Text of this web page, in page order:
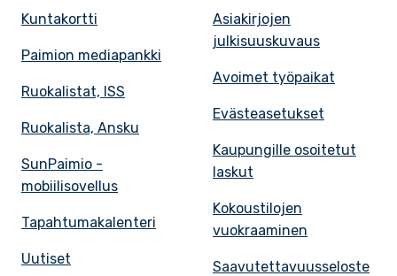
Kuntakortti
Paimion mediapankki
Ruokalistat, ISS
Ruokalista, Ansku
SunPaimio -
mobiilisovellus
Tapahtumakalenteri
Uutiset
Asiakirjojen
julkisuuskuvaus
Avoimet työpaikat
Evästeasetukset
Kaupungille osoitetut
laskut
Kokoustilojen
vuokraaminen
Saavutettavuusseloste